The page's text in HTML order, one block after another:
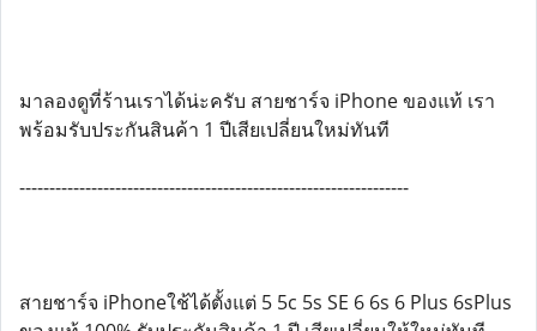
มาลองดูที่ร้านเราได้น่ะครับ สายชาร์จ iPhone ของแท้ เรา
พร้อมรับประกันสินค้า 1 ปีเสียเปลี่ยนใหม่ทันที
-----------------------------------------------------------------
สายชาร์จ iPhoneใช้ได้ตั้งแต่ 5 5c 5s SE 6 6s 6 Plus 6sPlus